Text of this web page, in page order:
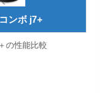
ンボ j7+
の性能比較